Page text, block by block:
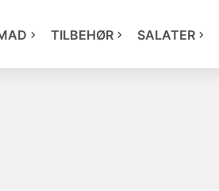
TILBEHØR SALATER